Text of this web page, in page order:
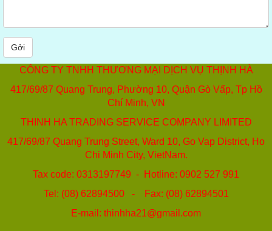
Gởi
CÔNG TY TNHH THƯƠNG MẠI DỊCH VỤ THỊNH HÀ
417/69/87 Quang Trung, Phường 10, Quận Gò Vấp, Tp Hồ
Chí Minh, VN
THINH HA TRADING SERVICE COMPANY LIMITED
417/69/87 Quang Trung Street, Ward 10, Go Vap District, Ho
Chi Minh City, VietNam.
Tax code: 0313197749 - Hotline: 0902 527 991
Tel: (08) 62894500 - Fax: (08) 62894501
E-mail: thinhha21@gmail.com